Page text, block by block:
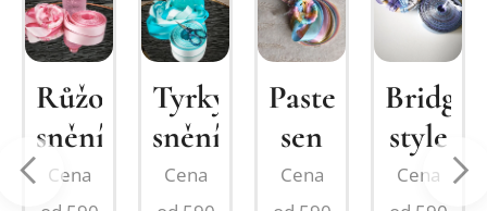
Růžové
snění
Cena
Tyrkysové
snění
Cena
Pastelový
sen
Cena
style
Cena